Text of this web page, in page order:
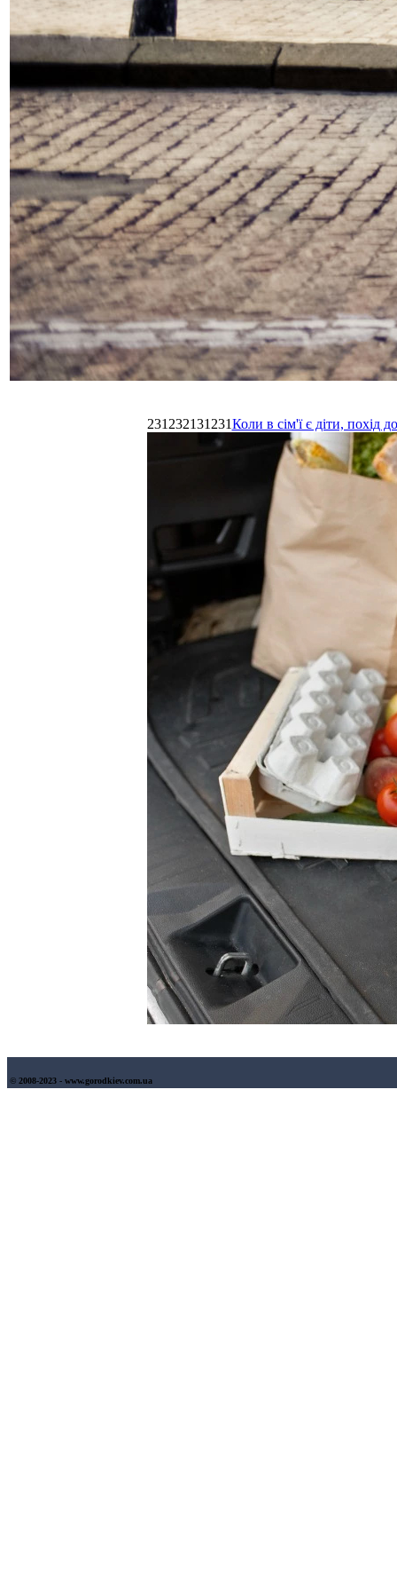
231232131231Коли в сім'ї є діти,
© 2008-2023 - www.gorodkiev.com.ua